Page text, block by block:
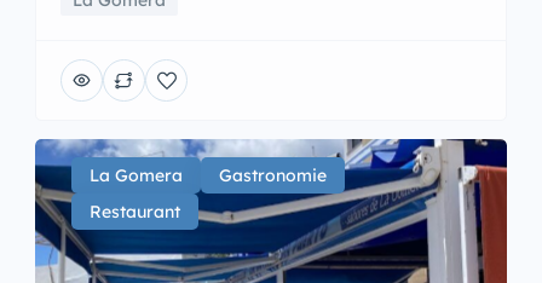
La Gomera
Gastronomie
Restaurant